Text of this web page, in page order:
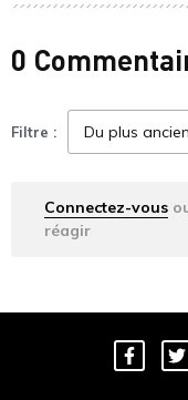
0
Filtre :
Connectez-vous
réagir